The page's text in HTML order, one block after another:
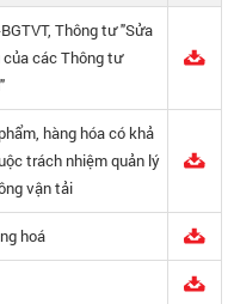
Thông tư "Sửa
các Thông tư
hàng hóa có khả
trách nhiệm quản lý
vận tải
hoá